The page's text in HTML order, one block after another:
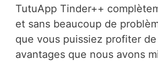
TutuApp Tinder++
et sans beaucoup de
que vous puissiez profiter
avantages que nous avons